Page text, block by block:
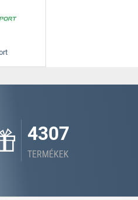
4307
TERMÉKEK